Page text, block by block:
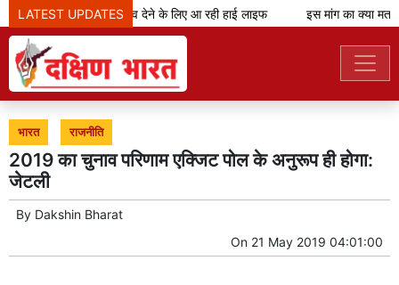
LATEST UPDATES
शानदार शॉपिंग अनुभव देने के लिए आ रही हाई लाइफ इस मांग का क्या
भारत राजनीति
2019 का चुनाव परिणाम एक्जिट पोल के अनुरूप ही होगा:
जेटली
By Dakshin Bharat
On 21 May 2019 04:01:00